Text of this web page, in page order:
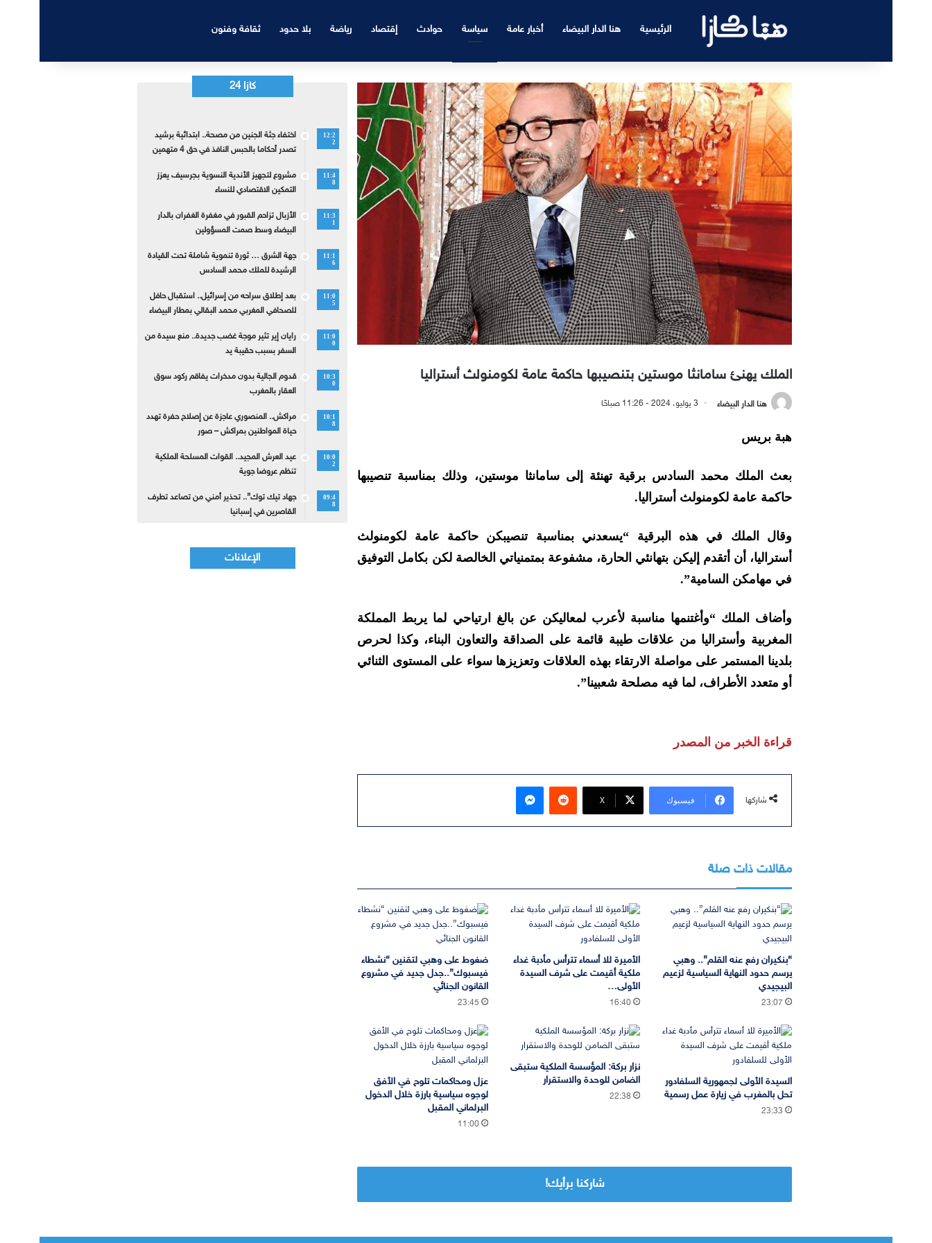
الرئيسية هنا الدار البيضاء أخبار عامة سياسة حوادث إقتصاد رياضة بلا حدود ثقافة وفنون
الملك يهنئ سامانثا موستين بتنصيبها حاكمة عامة لكومنولث أستراليا
هنا الدار البيضاء 3 يوليو، 2024 - 11:26 صباحًا
هبة بريس
بعث الملك محمد السادس برقية تهنئة إلى سامانثا موستين، وذلك بمناسبة تنصيبها
حاكمة عامة لكومنولث أستراليا.
وقال الملك في هذه البرقية “يسعدني بمناسبة تنصيبكن حاكمة عامة لكومنولث
أستراليا، أن أتقدم إليكن بتهانئي الحارة، مشفوعة بمتمنياتي الخالصة لكن بكامل التوفيق
في مهامكن السامية”.
وأضاف الملك “وأغتنمها مناسبة لأعرب لمعاليكن عن بالغ ارتياحي لما يربط المملكة
المغربية وأستراليا من علاقات طيبة قائمة على الصداقة والتعاون البناء، وكذا لحرص
بلدينا المستمر على مواصلة الارتقاء بهذه العلاقات وتعزيزها سواء على المستوى الثنائي
أو متعدد الأطراف، لما فيه مصلحة شعبينا”.
قراءة الخبر من المصدر
شاركها فيسبوك ‫X
ماسنجر
مقالات ذات صلة
“بنكيران رفع عنه القلم”.. وهبي
يرسم حدود النهاية السياسية لزعيم
البيجيدي
23:07
الأميرة للا أسماء تترأس مأدبة غداء
ملكية أقيمت على شرف السيدة
الأولى…
16:40
ضغوط على وهبي لتقنين “نشطاء
فيسبوك”..جدل جديد في مشروع
القانون الجنائي
23:45
السيدة الأولى لجمهورية السلفادور
تحل بالمغرب في زيارة عمل رسمية
23:33
نزار بركة: المؤسسة الملكية ستبقى
الضامن للوحدة والاستقرار
22:38
عزل ومحاكمات تلوح في الأفق
لوجوه سياسية بارزة خلال الدخول
البرلماني المقبل
11:00
شاركنا برأيك!
كازا 24
12:2
2
اختفاء جثة الجنين من مصحة.. ابتدائية برشيد
تصدر أحكاما بالحبس النافذ في حق 4 متهمين
11:4
8
مشروع لتجهيز الأندية النسوية بجرسيف يعزز
التمكين الاقتصادي للنساء
11:3
1
الأزبال تزاحم القبور في مغفرة الغفران بالدار
البيضاء وسط صمت المسؤولين
11:1
6
جهة الشرق … ثورة تنموية شاملة تحت القيادة
الرشيدة للملك محمد السادس
11:0
5
بعد إطلاق سراحه من إسرائيل.. استقبال حافل
للصحافي المغربي محمد البقالي بمطار البيضاء
11:0
0
رايان إير تثير موجة غضب جديدة.. منع سيدة من
السفر بسبب حقيبة يد
10:3
0
قدوم الجالية بدون مدخرات يفاقم ركود سوق
العقار بالمغرب
10:1
8
مراكش.. المنصوري عاجزة عن إصلاح حفرة تهدد
حياة المواطنين بمراكش – صور
10:0
2
عيد العرش المجيد.. القوات المسلحة الملكية
تنظم عروضا جوية
09:4
8
جهاد تيك توك”.. تحذير أمني من تصاعد تطرف
القاصرين في إسبانيا
الإعلانات